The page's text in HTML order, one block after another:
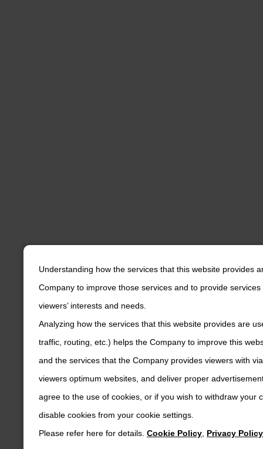
Understanding how the services that this website provides
Company to improve those services and to provide
viewers’ interests and needs.
Analyzing how the services that this website provides are
traffic, routing, etc.) helps the Company to improve this
and the services that the Company provides viewers with
viewers optimum websites, and deliver proper
agree to the use of cookies, or if you wish to withdraw your
disable cookies from your cookie settings.
Please refer here for details. Cookie Policy Privacy Policy